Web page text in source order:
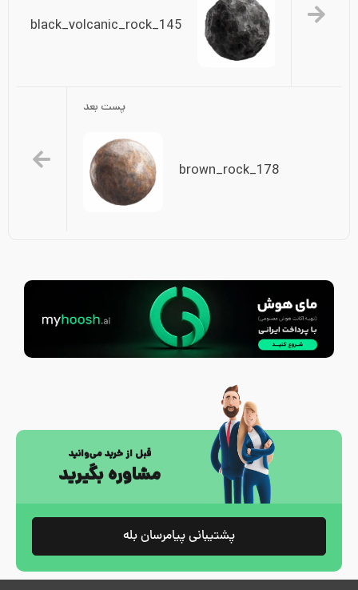
black_volcanic_rock_145
پست بعد
brown_rock_178
قبل از خرید می‌وانید
مشاوره بگیرید
پشتیبانی پیامرسان بله